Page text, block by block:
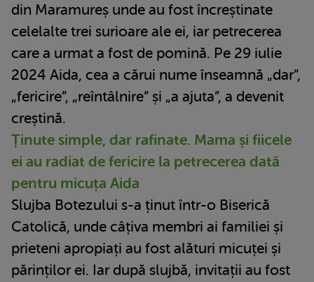
din Maramureș unde au fost încreștinate
celelalte trei surioare ale ei, iar petrecerea
care a urmat a fost de pomină. Pe 29 iulie
2024 Aida, cea a cărui nume înseamnă „dar”,
„fericire”, „reîntâlnire” și „a ajuta”, a devenit
creștină.
Ținute simple, dar rafinate. Mama și fiicele
ei au radiat de fericire la petrecerea dată
pentru micuța Aida
Slujba Botezului s-a ținut într-o Biserică
Catolică, unde câțiva membri ai familiei și
prieteni apropiați au fost alături micuței și
părinților ei. Iar după slujbă, invitații au fost